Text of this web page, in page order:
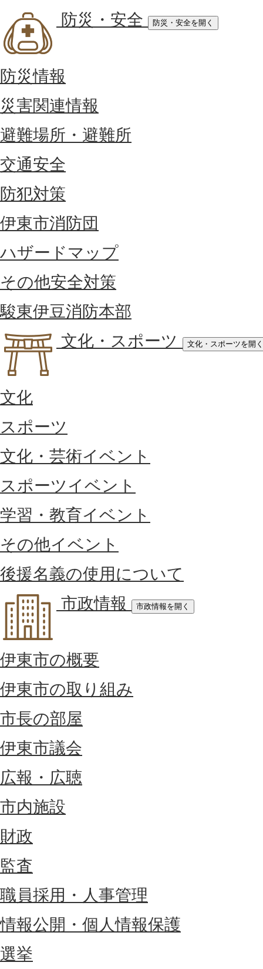
防災・安全
防災・安全を開く
防災情報
災害関連情報
避難場所・避難所
交通安全
防犯対策
伊東市消防団
ハザードマップ
その他安全対策
駿東伊豆消防本部
文化・スポーツ
文化・スポーツを開く
文化
スポーツ
文化・芸術イベント
スポーツイベント
学習・教育イベント
その他イベント
後援名義の使用について
市政情報
市政情報を開く
伊東市の概要
伊東市の取り組み
市長の部屋
伊東市議会
広報・広聴
市内施設
財政
監査
職員採用・人事管理
情報公開・個人情報保護
選挙